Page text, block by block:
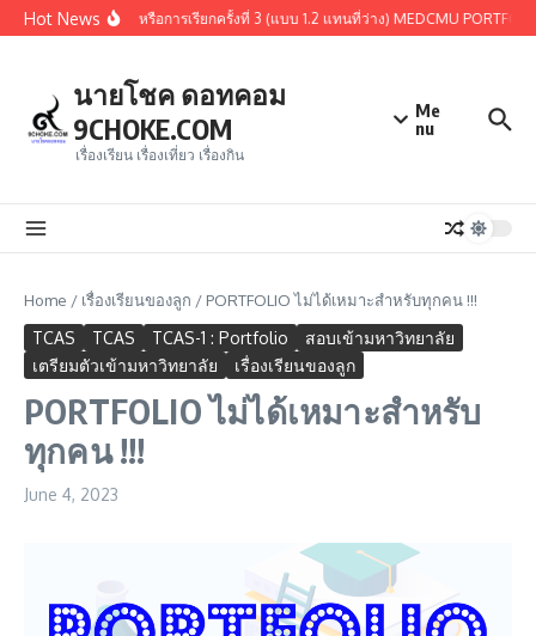
Skip to content
Hot News
ารคัดเลือกรอบ 1.3 หรือการเรียกครั้งที่ 3 (แบบ 1.2 แทนที่ว่าง) MEDCMU PORTFOLIO
นายโชค ดอทคอม
9CHOKE.COM
เรื่องเรียน เรื่องเที่ยว เรื่องกิน
Me
nu
Home / เรื่องเรียนของลูก / PORTFOLIO ไม่ได้เหมาะสำหรับทุกคน !!!
TCAS TCAS TCAS-1 : Portfolio
สอบเข้ามหาวิทยาลัย
เตรียมตัวเข้ามหาวิทยาลัย
เรื่องเรียนของลูก
PORTFOLIO ไม่ได้เหมาะสำหรับ
ทุกคน !!!
June 4, 2023